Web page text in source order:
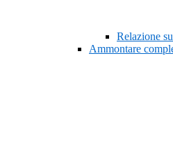
Relazione
Ammontare